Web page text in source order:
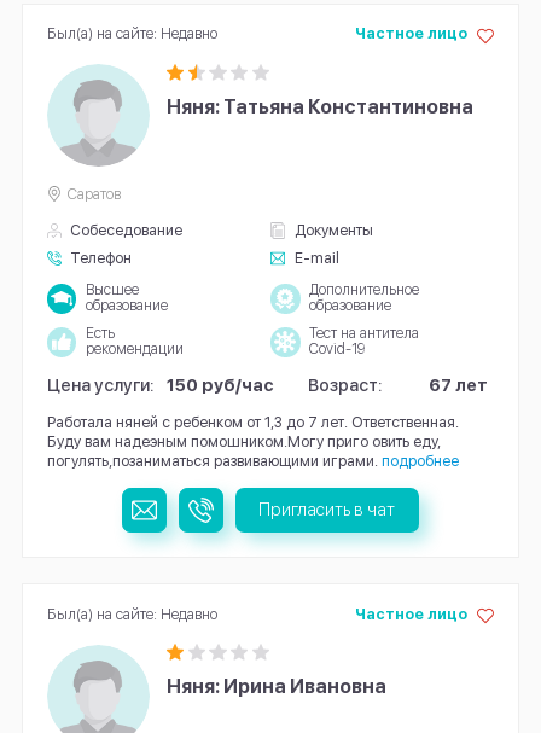
Няня: Татьяна Константиновна
Собеседование
Документы
Телефон
E-mail
Частное лицо
Саратов
Высшее
образование
Дополнительное
образование
Есть
рекомендации
Тест на антитела
Covid-19
Цена услуги: 150 руб/час Возраст: 67 лет
Работала няней с ребенком от 1,3 до 7 лет. Ответственная.
Буду вам надеэным помошником.Могу приго овить еду,
погулять,позаниматься развивающими играми. подробнее
Был(а) на сайте: Недавно
Пригласить в чат
Няня: Ирина Ивановна
Частное лицо
Был(а) на сайте: Недавно